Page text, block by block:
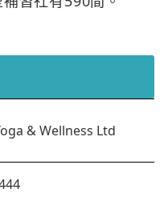
& Wellness Ltd